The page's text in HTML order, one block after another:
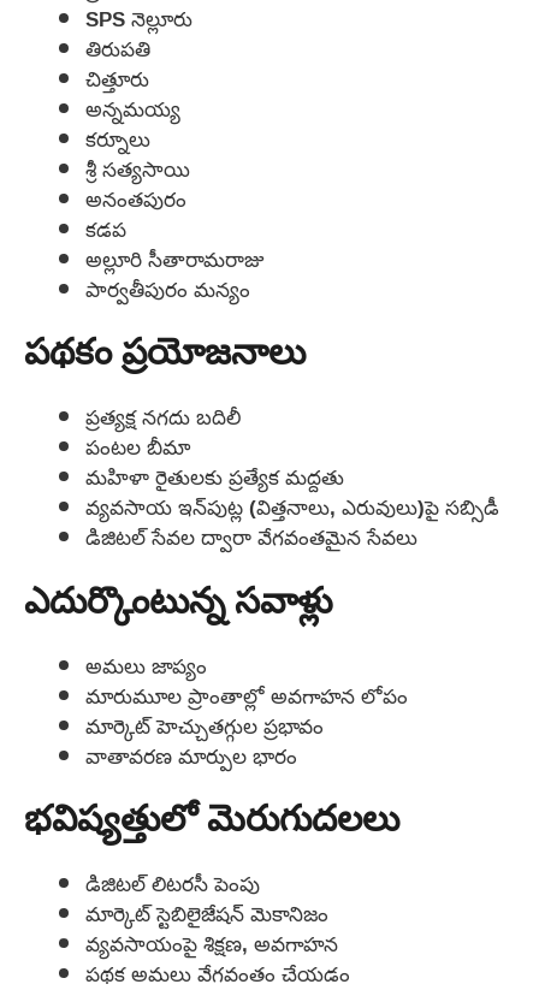
SPS నెల్లూరు
తిరుపతి
చిత్తూరు
అన్నమయ్య
కర్నూలు
శ్రీ సత్యసాయి
అనంతపురం
కడప
అల్లూరి సీతారామరాజు
పార్వతీపురం మన్యం
పథకం ప్రయోజనాలు
ప్రత్యక్ష నగదు బదిలీ
పంటల బీమా
మహిళా రైతులకు ప్రత్యేక మద్దతు
వ్యవసాయ ఇన్‌పుట్ల (విత్తనాలు, ఎరువులు)పై సబ్సిడీ
డిజిటల్ సేవల ద్వారా వేగవంతమైన సేవలు
ఎదుర్కొంటున్న సవాళ్లు
అమలు జాప్యం
మారుమూల ప్రాంతాల్లో అవగాహన లోపం
మార్కెట్ హెచ్చుతగ్గుల ప్రభావం
వాతావరణ మార్పుల భారం
భవిష్యత్తులో మెరుగుదలలు
డిజిటల్ లిటరసీ పెంపు
మార్కెట్ స్టెబిలైజేషన్ మెకానిజం
వ్యవసాయంపై శిక్షణ, అవగాహన
పథక అమలు వేగవంతం చేయడం